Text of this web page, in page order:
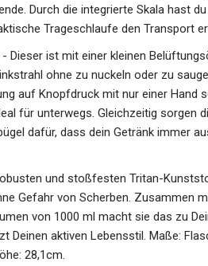
Durch die integrierte Skala hast
Trageschlaufe den Transport
- Dieser ist mit einer kleinen
ohne zu nuckeln oder zu
auf Knopfdruck mit nur einer Hand
für unterwegs. Gleichzeitig sorgen
dafür, dass dein Getränk immer
und stoßfesten Tritan-
Gefahr von Scherben. Zusammen
von 1000 ml macht sie das zu
Deinen aktiven Lebensstil. Maße:
28,1cm.